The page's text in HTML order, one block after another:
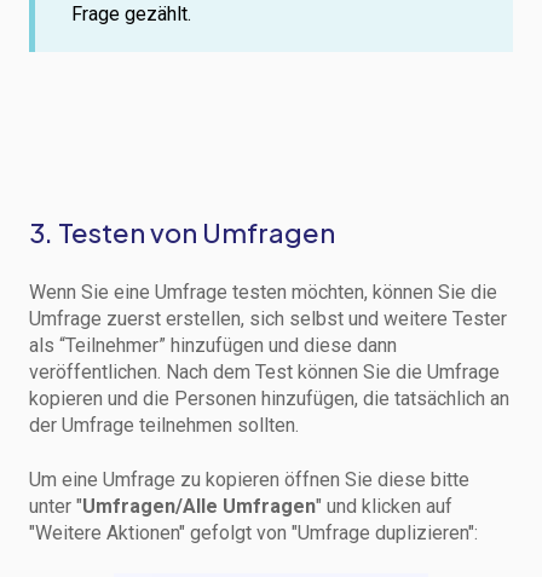
Frage gezählt.
3. Testen von Umfragen
Wenn Sie eine Umfrage testen möchten, können Sie die
Umfrage zuerst erstellen, sich selbst und weitere Tester
als “Teilnehmer” hinzufügen und diese dann
veröffentlichen. Nach dem Test können Sie die Umfrage
kopieren und die Personen hinzufügen, die tatsächlich an
der Umfrage teilnehmen sollten.
Um eine Umfrage zu kopieren öffnen Sie diese bitte
unter "Umfragen/Alle Umfragen" und klicken auf
"Weitere Aktionen" gefolgt von "Umfrage duplizieren":